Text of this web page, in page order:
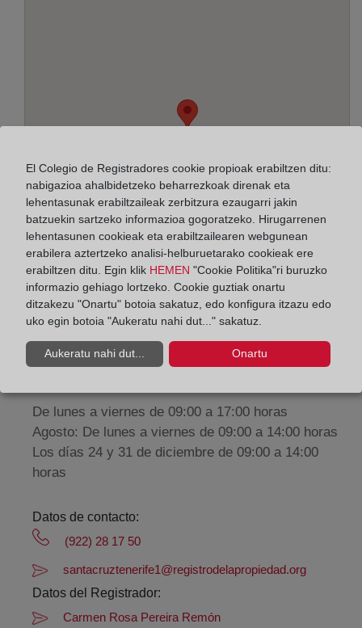
Helbidea:
Alcalde José Emilio García Gómez, 7 - Edif.
Botavara, 38003
De lunes a viernes de 09:00 a 17:00 horas
Agosto: De lunes a viernes de 09:00 a 14:00 horas
Los días 24 y 31 de diciembre de 09:00 a 14:00
horas
Datos de contacto:
(922) 28 17 50
santacruztenerife1@registrodelapropiedad.org
Datos del Registrador:
Carmen Rosa Pereira Remón
El Colegio de Registradores cookie propioak erabiltzen ditu:
nabigazioa ahalbidetzeko beharrezkoak direnak eta
lehentasunak erabiltzaileak zerbitzura ezaugarri jakin
batzuekin sartzeko informazioa gogoratzeko. Hirugarrenen
lehentasunen cookieak eta erabiltzailearen webgunean
erabilera aztertzeko analisi-helburuetarako cookieak ere
erabiltzen ditu. Egin klik HEMEN "Cookie Politika"ri buruzko
informazio gehiago lortzeko. Cookie guztiak onartu
ditzakezu "Onartu" botoia sakatuz, edo konfigura itzazu edo
uko egin botoia "Aukeratu nahi dut..." sakatuz.
Aukeratu nahi dut... Onartu